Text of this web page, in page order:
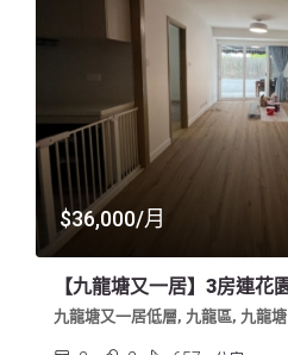
$36,000/月
九龍塘又一居低層, 九龍區, 九龍塘